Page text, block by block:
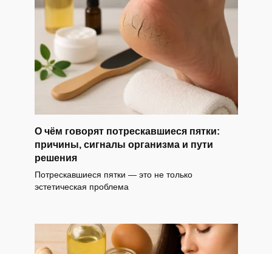
О чём говорят потрескавшиеся пятки:
причины, сигналы организма и пути
решения
Потрескавшиеся пятки — это не только
эстетическая проблема